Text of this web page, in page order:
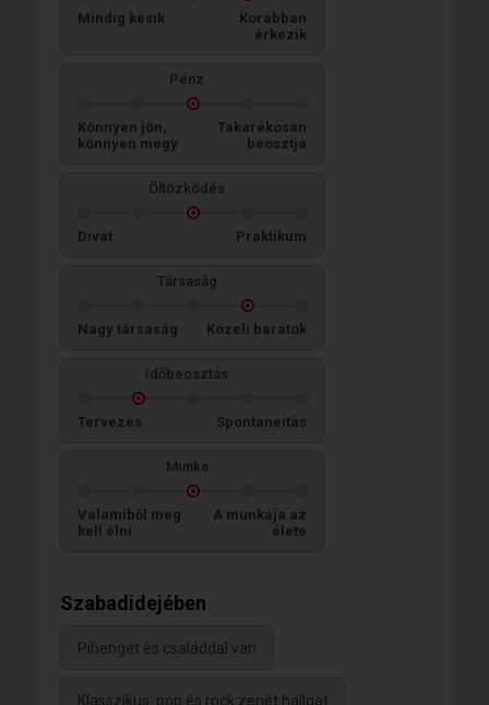
Mindig késik
Korábban
érkezik
Pénz
Könnyen jön,
könnyen megy
Takarékosan
beosztja
Öltözködés
Divat Praktikum
Társaság
Nagy társaság Közeli barátok
Időbeosztás
Tervezés Spontaneitás
Munka
Valamiből meg
kell élni
A munkája az
élete
Szabadidejében
Pihenget és családdal van
Klasszikus, pop és rock zenét hallgat